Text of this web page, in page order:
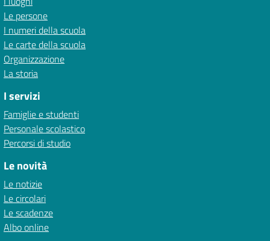
Le persone
I numeri della scuola
Le carte della scuola
Organizzazione
La storia
I servizi
Famiglie e studenti
Personale scolastico
Percorsi di studio
Le novità
Le notizie
Le circolari
Le scadenze
Albo online